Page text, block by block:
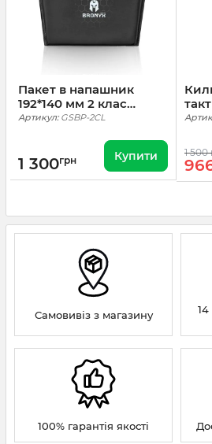
Пакет в напашник
192*140 мм 2 клас
НВМПЕ
Артикул:GSBP-2CL
1 300грн Купити 1 500
Самовивіз з магазину
100% гарантія якості